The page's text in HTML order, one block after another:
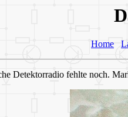
Home
Detektorradio fehlte noch.